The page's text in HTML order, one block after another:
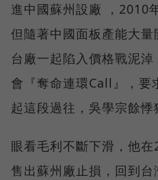
進中國蘇州設廠 ，2010
但隨著中國面板產能大
台廠一起陷入價格戰泥
會『奪命連環Call』，要
起這段過往，吳學宗餘悸
眼看毛利不斷下滑，他在
售出蘇州廠止損，回到